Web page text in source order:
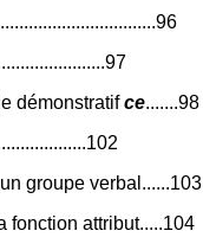
démonstratifce.......98
groupe verbal......103
fonction attribut.....104